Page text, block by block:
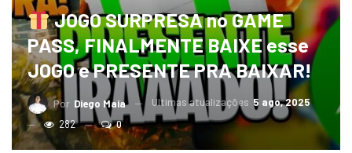
JOGO SURPRESA no GAME
PASS, FINALMENTE BAIXE esse
JOGO e PRESENTE PRA BAIXAR!
Por Diego Maia Ultimas atualizações 5 ago, 2025
282
0